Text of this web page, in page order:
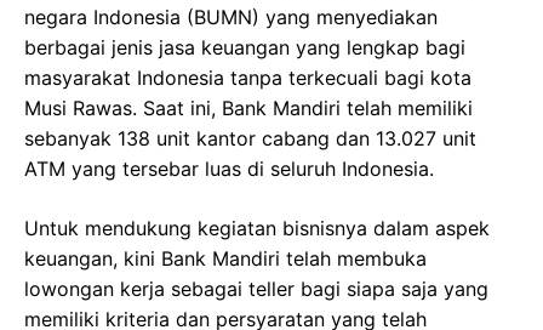
negara Indonesia (BUMN) yang menyediakan
berbagai jenis jasa keuangan yang lengkap bagi
masyarakat Indonesia tanpa terkecuali bagi kota
Musi Rawas. Saat ini, Bank Mandiri telah memiliki
sebanyak 138 unit kantor cabang dan 13.027 unit
ATM yang tersebar luas di seluruh Indonesia.
Untuk mendukung kegiatan bisnisnya dalam aspek
keuangan, kini Bank Mandiri telah membuka
lowongan kerja sebagai teller bagi siapa saja yang
memiliki kriteria dan persyaratan yang telah